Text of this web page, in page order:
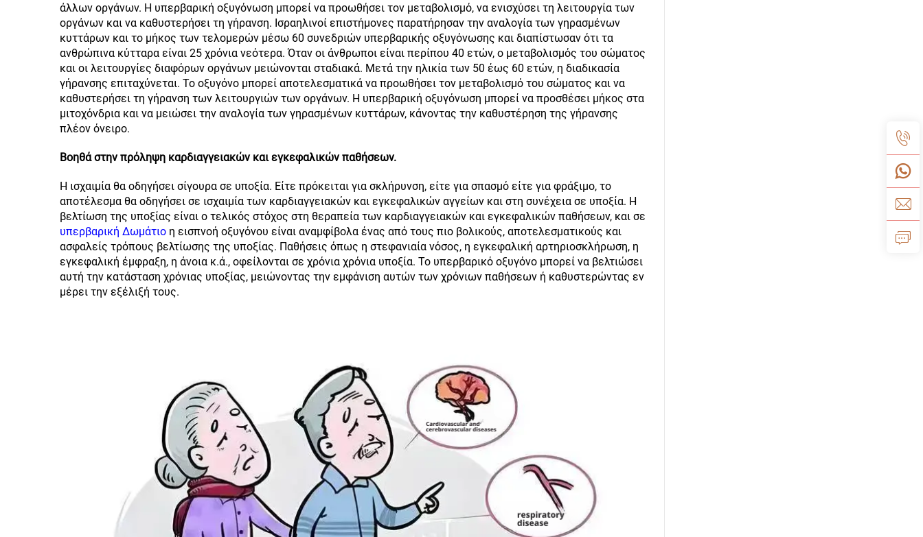
άλλων οργάνων. Η υπερβαρική οξυγόνωση μπορεί να προωθήσει τον μεταβολισμό, να ενισχύσει τη λειτουργία των
οργάνων και να καθυστερήσει τη γήρανση. Ισραηλινοί επιστήμονες παρατήρησαν την αναλογία των γηρασμένων
κυττάρων και το μήκος των τελομερών μέσω 60 συνεδριών υπερβαρικής οξυγόνωσης και διαπίστωσαν ότι τα
ανθρώπινα κύτταρα είναι 25 χρόνια νεότερα. Όταν οι άνθρωποι είναι περίπου 40 ετών, ο μεταβολισμός του σώματος
και οι λειτουργίες διαφόρων οργάνων μειώνονται σταδιακά. Μετά την ηλικία των 50 έως 60 ετών, η διαδικασία
γήρανσης επιταχύνεται. Το οξυγόνο μπορεί αποτελεσματικά να προωθήσει τον μεταβολισμό του σώματος και να
καθυστερήσει τη γήρανση των λειτουργιών των οργάνων. Η υπερβαρική οξυγόνωση μπορεί να προσθέσει μήκος στα
μιτοχόνδρια και να μειώσει την αναλογία των γηρασμένων κυττάρων, κάνοντας την καθυστέρηση της γήρανσης
πλέον όνειρο.
Βοηθά στην πρόληψη καρδιαγγειακών και εγκεφαλικών παθήσεων.
Η ισχαιμία θα οδηγήσει σίγουρα σε υποξία. Είτε πρόκειται για σκλήρυνση, είτε για σπασμό είτε για φράξιμο, το
αποτέλεσμα θα οδηγήσει σε ισχαιμία των καρδιαγγειακών και εγκεφαλικών αγγείων και στη συνέχεια σε υποξία. Η
βελτίωση της υποξίας είναι ο τελικός στόχος στη θεραπεία των καρδιαγγειακών και εγκεφαλικών παθήσεων, και σε
υπερβαρική Δωμάτιο η εισπνοή οξυγόνου είναι αναμφίβολα ένας από τους πιο βολικούς, αποτελεσματικούς και
ασφαλείς τρόπους βελτίωσης της υποξίας. Παθήσεις όπως η στεφανιαία νόσος, η εγκεφαλική αρτηριοσκλήρωση, η
εγκεφαλική έμφραξη, η άνοια κ.ά., οφείλονται σε χρόνια χρόνια υποξία. Το υπερβαρικό οξυγόνο μπορεί να βελτιώσει
αυτή την κατάσταση χρόνιας υποξίας, μειώνοντας την εμφάνιση αυτών των χρόνιων παθήσεων ή καθυστερώντας εν
μέρει την εξέλιξή τους.